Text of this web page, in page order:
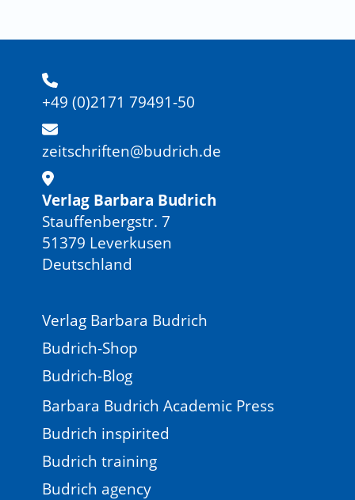
+49 (0)2171 79491-50
zeitschriften@budrich.de
Verlag Barbara Budrich
Stauffenbergstr. 7
51379 Leverkusen
Deutschland
Verlag Barbara Budrich
Budrich-Shop
Budrich-Blog
Barbara Budrich Academic Press
Budrich inspirited
Budrich training
Budrich agency